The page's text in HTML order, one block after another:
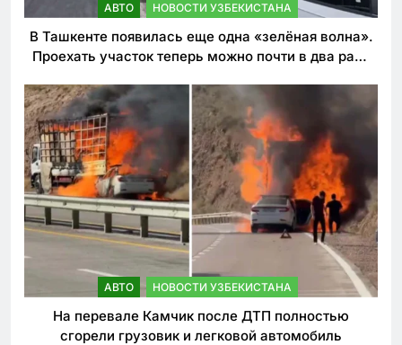
АВТО НОВОСТИ УЗБЕКИСТАНА
В Ташкенте появилась еще одна «зелёная волна».
Проехать участок теперь можно почти в два раза
АВТО НОВОСТИ УЗБЕКИСТАНА
На перевале Камчик после ДТП полностью
сгорели грузовик и легковой автомобиль